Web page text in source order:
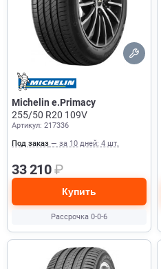
Michelin e.Primacy
255/50 R20 109V
Артикул: 217336
Под заказ — за 10 дней: 4 шт.
33 210₽
Купить
Рассрочка 0-0-6